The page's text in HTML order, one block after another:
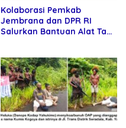
Kolaborasi Pemkab
Jembrana dan DPR RI
Salurkan Bantuan Alat Tani